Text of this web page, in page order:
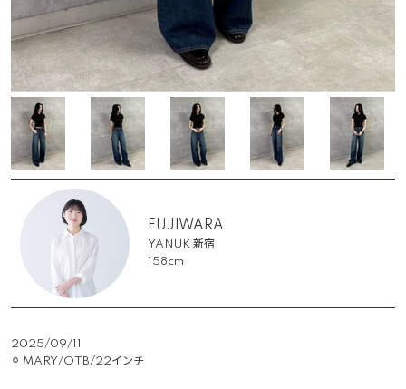
FUJIWARA
YANUK 新宿
158cm
2025/09/11
⚪︎ MARY/OTB/22インチ